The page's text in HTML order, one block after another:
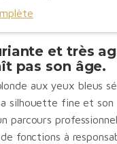
et très
pas son âge.
aux yeux bleus
silhouette fine et son
parcours
fonctions à